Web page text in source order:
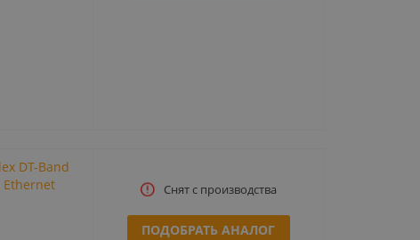
DT-Band
Ethernet
Снят с производства
ПОДОБРАТЬ АНАЛОГ